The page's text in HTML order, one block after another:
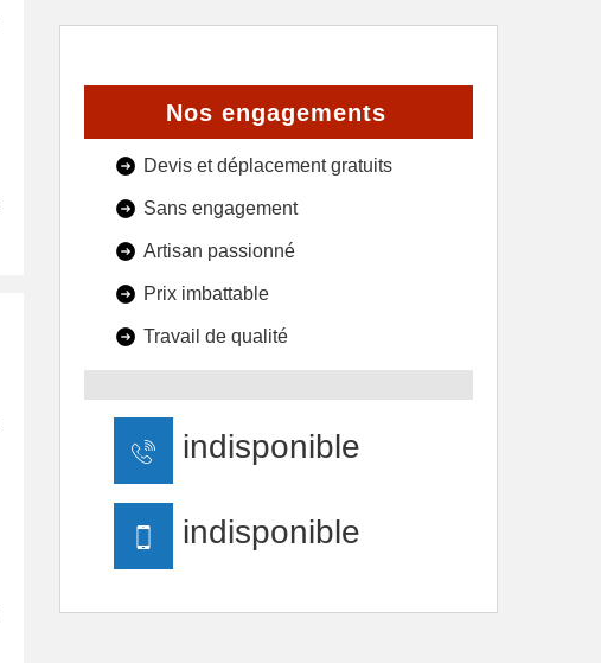
Nos engagements
Devis et déplacement gratuits
Sans engagement
Artisan passionné
Prix imbattable
Travail de qualité
indisponible
indisponible